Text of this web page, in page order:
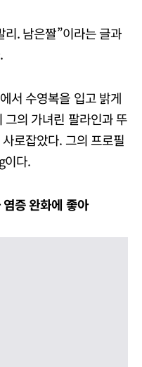
리. 남은짤”이라는 글과
서 수영복을 입고 밝게
그의 가녀린 팔라인과 뚜
로잡았다. 그의 프로필
이다.
증 완화에 좋아